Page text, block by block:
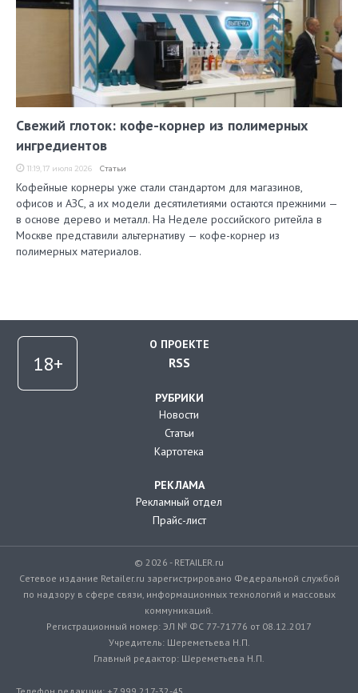
Свежий глоток: кофе-корнер из полимерных
ингредиентов
11:19, 17 июля 2026 Статьи
Кофейные корнеры уже стали стандартом для магазинов,
офисов и АЗС, а их модели десятилетиями остаются прежними —
в основе дерево и металл. На Неделе российского ритейла в
Москве представили альтернативу — кофе-корнер из
полимерных материалов.
О ПРОЕКТЕ
RSS
РУБРИКИ
Новости
Статьи
Картотека
РЕКЛАМА
Рекламный отдел
Прайс-лист
© 2026 - RETAILER.ru
Сетевое издание Retailer.ru зарегистрировано Федеральной службой
по надзору в сфере связи, информационных технологий и массовых
коммуникаций.
Регистрационный номер: ЭЛ № ФС 77-71776 от 08.12.2017
Учредитель: Шереметьева Н.П.
Главный редактор: Шереметьева Н.П.